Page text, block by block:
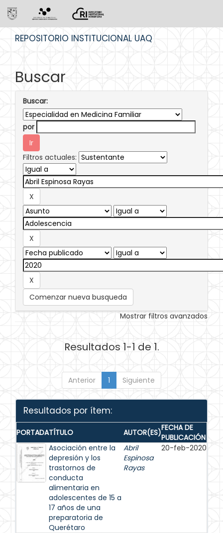
REPOSITORIO INSTITUCIONAL UAQ
Buscar
Buscar:
por
Filtros actuales:
Comenzar nueva busqueda
Mostrar filtros avanzados
Resultados 1-1 de 1.
Anterior 1 Siguiente
Resultados por ítem:
PORTADATÍTULO AUTOR(ES)FECHA DE
PUBLICACIÓN
Asociación entre la
depresión y los
trastornos de
conducta
alimentaria en
adolescentes de 15 a
17 años de una
preparatoria de
Querétaro
Abril
Espinosa
Rayas
20-feb-2020